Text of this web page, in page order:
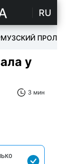
RU
ПРОЛИВ
у
3 мин